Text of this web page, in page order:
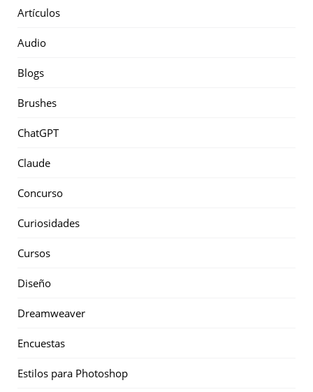
Artículos
Audio
Blogs
Brushes
ChatGPT
Claude
Concurso
Curiosidades
Cursos
Diseño
Dreamweaver
Encuestas
Estilos para Photoshop